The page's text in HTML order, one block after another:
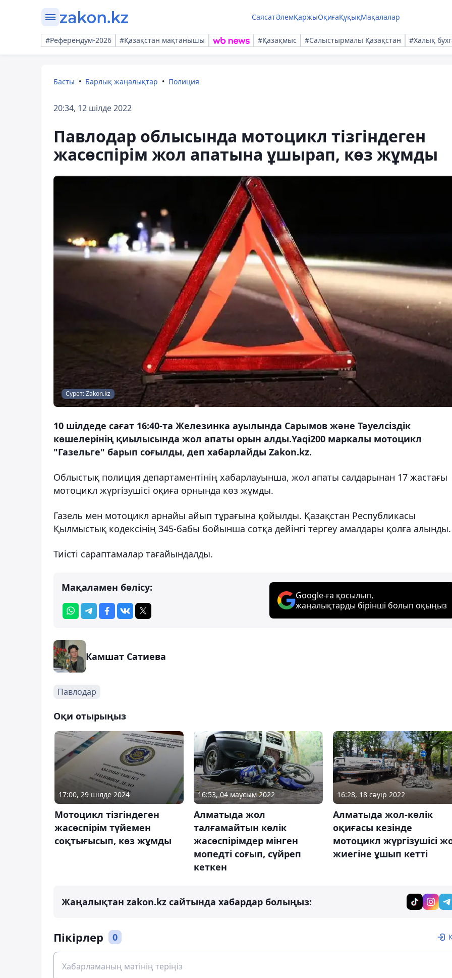
СаясатӘлемҚаржыОқиғаҚұқықМақалалар
#Референдум-2026 #Қазақстан мақтанышы #Қазақмыс #Салыстырмалы Қазақстан #Халық
Басты Барлық жаңалықтар Полиция
20:34, 12 шілде 2022
Павлодар облысында мотоцикл тізгіндеген
жасөспірім жол апатына ұшырап, көз жұмды
Сурет: Zakon.kz
10 шілдеде сағат 16:40-та Железинка ауылында Сарымов және Тәуелсіздік
көшелерінің қиылысында жол апаты орын алды.Yaqi200 маркалы мотоцикл
"Газельге" барып соғылды, деп хабарлайды Zakon.kz.
Облыстық полиция департаментінің хабарлауынша, жол апаты салдарынан 17 жастағы
мотоцикл жүргізушісі оқиға орнында көз жұмды.
Газель мен мотоцикл арнайы айып тұрағына қойылды. Қазақстан Республикасы
Қылмыстық кодексінің 345-бабы бойынша сотқа дейінгі тергеу амалдары қолға алынды.
Тиісті сараптамалар тағайындалды.
Мақаламен бөлісу:
Google-ға қосылып,
жаңалықтарды бірінші болып оқыңыз
Камшат Сатиева
Павлодар
Оқи отырыңыз
17:00, 29 шілде 2024
Мотоцикл тізгіндеген
жасөспірім түйемен
соқтығысып, көз жұмды
16:53, 04 маусым 2022
Алматыда жол
талғамайтын көлік
жасөспірімдер мінген
мопедті соғып, сүйреп
кеткен
16:28, 18 сәуір 2022
Алматыда жол-көлік
оқиғасы кезінде
мотоцикл жүргізушісі
жиегіне ұшып кетті
Жаңалықтан zakon.kz сайтында хабардар болыңыз:
Пікірлер 0